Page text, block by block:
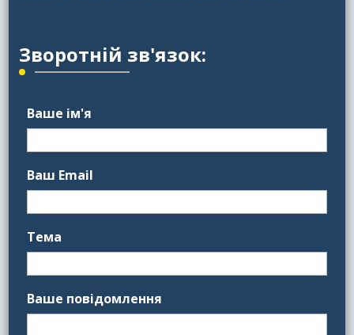
Зворотній зв'язок:
Ваше ім'я
Ваш Email
Тема
Ваше повідомлення